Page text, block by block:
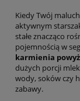
Kiedy Twój
aktywnym
stałe znacząco
pojemnością w
karmienia
dużych porcji
wody, soków czy
zabawy.